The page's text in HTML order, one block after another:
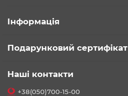
Інформація
Подарунковий сертифікат
Наші контакти
+38(050)700-15-00